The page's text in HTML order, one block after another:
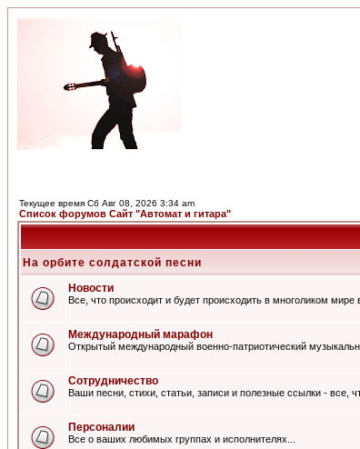
Текущее время Сб Авг 08, 2026 3:34 am
Список форумов Сайт "Автомат и гитара"
На орбите солдатской песни
Новости
Все, что происходит и будет происходить в многоликом мире
Международный марафон
Открытый международный военно-патриотический
Сотрудничество
Ваши песни, стихи, статьи, записи и полезные ссылки - все,
Персоналии
Все о ваших любимых группах и исполнителях...